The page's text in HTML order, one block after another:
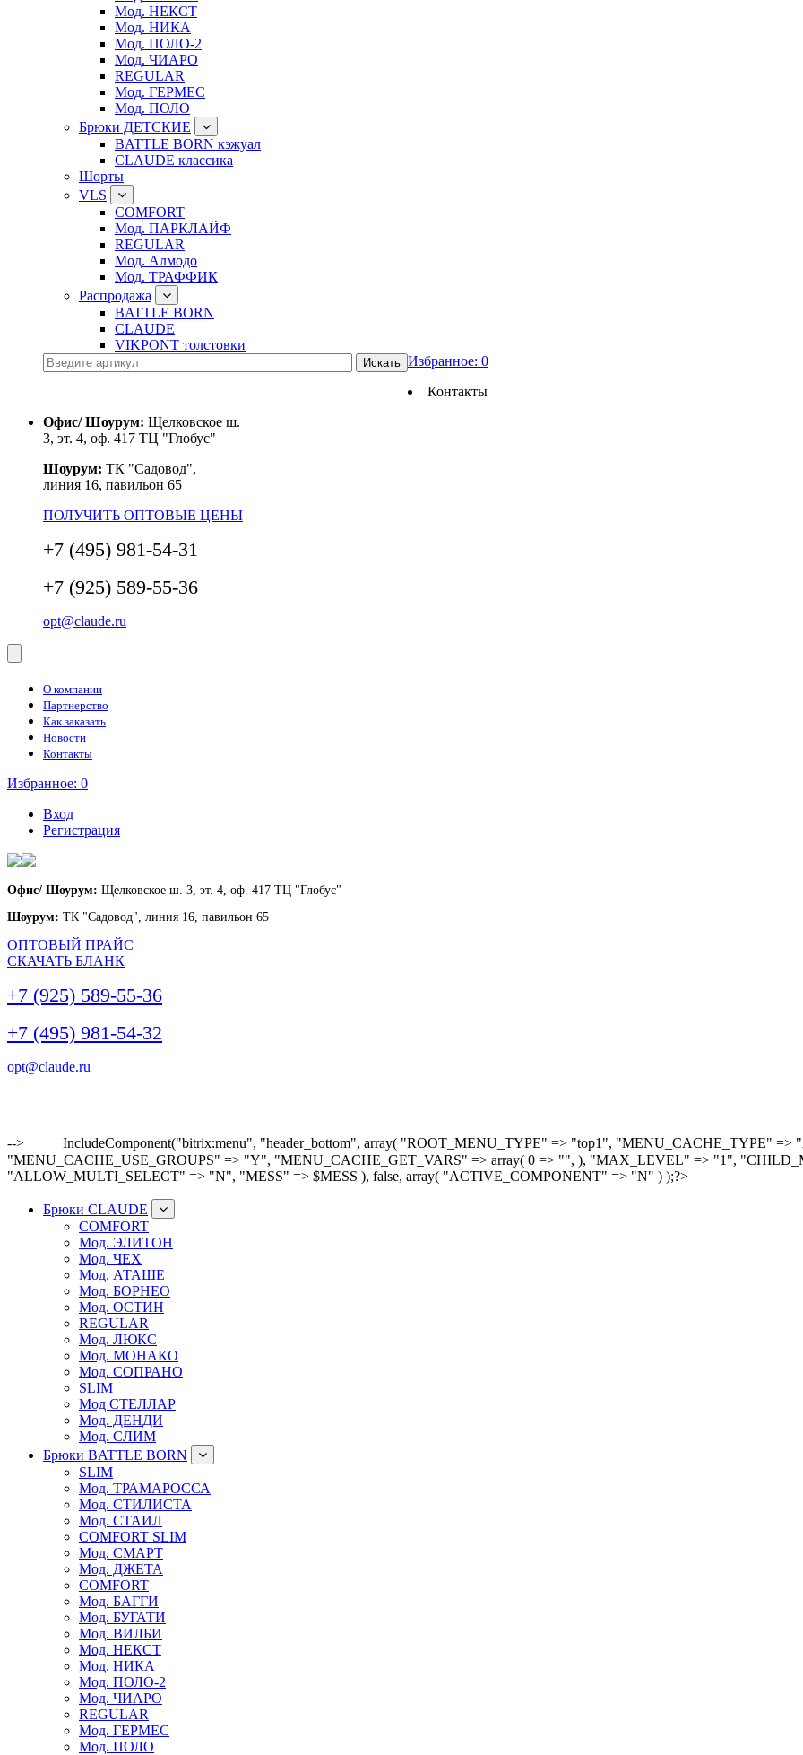
Мод. НЕКСТ
Мод. НИКА
Мод. ПОЛО-2
Мод. ЧИАРО
REGULAR
Мод. ГЕРМЕС
Мод. ПОЛО
Брюки ДЕТСКИЕ
BATTLE BORN кэжуал
CLAUDE классика
Шорты
VLS
COMFORT
Мод. ПАРКЛАЙФ
REGULAR
Мод. Алмодо
Мод. ТРАФФИК
Распродажа
BATTLE BORN
CLAUDE
VIKPONT толстовки
Избранное: 0
Контакты
Офис/ Шоурум: Щелковское ш.
3, эт. 4, оф. 417 ТЦ "Глобус"
Шоурум: ТК "Садовод",
линия 16, павильон 65
ПОЛУЧИТЬ ОПТОВЫЕ ЦЕНЫ
+7 (495) 981-54-31
+7 (925) 589-55-36
opt@claude.ru
О компании
Партнерство
Как заказать
Новости
Контакты
Избранное: 0
Вход
Регистрация
Офис/ Шоурум: Щелковское ш. 3, эт. 4, оф. 417 ТЦ "Глобус"
Шоурум: ТК "Садовод", линия 16, павильон 65
ОПТОВЫЙ ПРАЙС
СКАЧАТЬ БЛАНК
+7 (925) 589-55-36
+7 (495) 981-54-32
opt@claude.ru
-->
IncludeComponent("bitrix:menu", "header_bottom", array( "ROOT_MENU_TYPE" => "top1", "MENU_CACHE_TYPE"
"MENU_CACHE_USE_GROUPS" => "Y", "MENU_CACHE_GET_VARS" => array( 0 => "", ), "MAX_LEVEL" => "1",
"ALLOW_MULTI_SELECT" => "N", "MESS" => $MESS ), false, array( "ACTIVE_COMPONENT" => "N" ) );?>
Брюки CLAUDE
COMFORT
Мод. ЭЛИТОН
Мод. ЧЕХ
Мод. АТАШЕ
Мод. БОРНЕО
Мод. ОСТИН
REGULAR
Мод. ЛЮКС
Мод. МОНАКО
Мод. СОПРАНО
SLIM
Мод СТЕЛЛАР
Мод. ДЕНДИ
Мод. СЛИМ
Брюки BATTLE BORN
SLIM
Мод. ТРАМАРОССА
Мод. СТИЛИСТА
Мод. СТАИЛ
COMFORT SLIM
Мод. СМАРТ
Мод. ДЖЕТА
COMFORT
Мод. БАГГИ
Мод. БУГАТИ
Мод. ВИЛБИ
Мод. НЕКСТ
Мод. НИКА
Мод. ПОЛО-2
Мод. ЧИАРО
REGULAR
Мод. ГЕРМЕС
Мод. ПОЛО